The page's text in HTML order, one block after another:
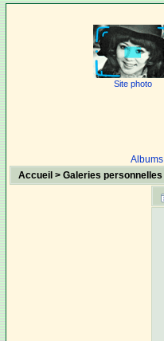
Site photo
Albums
Accueil >Galeries personnelles